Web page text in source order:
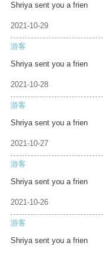
Shriya sent you a frien
2021-10-29
游客
Shriya sent you a frien
2021-10-28
游客
Shriya sent you a frien
2021-10-27
游客
Shriya sent you a frien
2021-10-26
游客
Shriya sent you a frien